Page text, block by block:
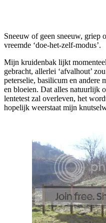
Sneeuw of geen sneeuw,
vreemde ‘doe-het-zelf-modus’.
Mijn kruidenbak lijkt
gebracht, allerlei ‘afvalhout’
peterselie, basilicum en andere
en bloeien. Dat alles natuurlijk
lentetest zal overleven, het
hopelijk weerstaat mijn